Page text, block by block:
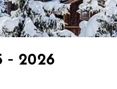
- 2026